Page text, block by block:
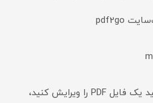
اگر مک‌بوک دارید و می‌خواهید یک فایل PDF را ویرایش کنید،